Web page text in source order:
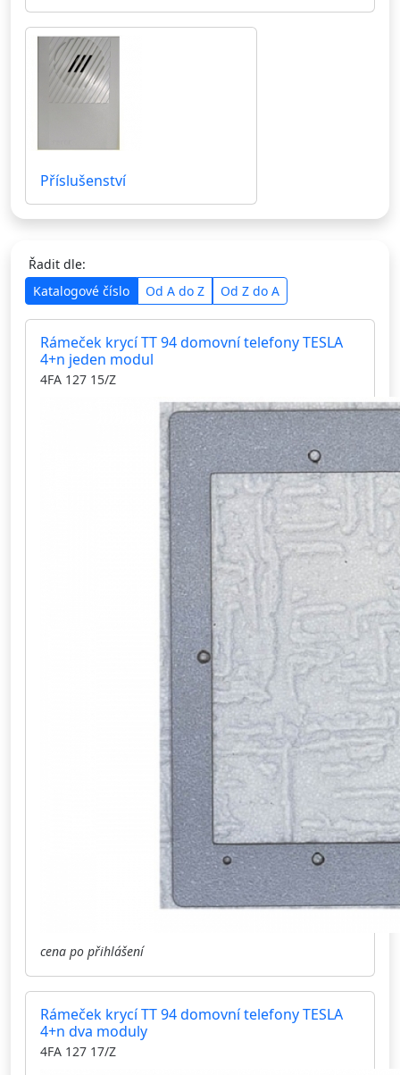
Příslušenství
Řadit dle:
Katalogové číslo
Od A do Z Od Z do A
Rámeček krycí TT 94 domovní telefony TESLA
4+n jeden modul
4FA 127 15/Z
cena po přihlášení
Rámeček krycí TT 94 domovní telefony TESLA
4+n dva moduly
4FA 127 17/Z